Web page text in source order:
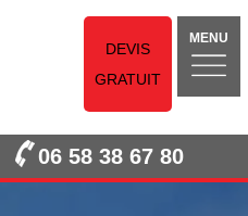
DEVIS
GRATUIT
MENU
06 58 38 67 80